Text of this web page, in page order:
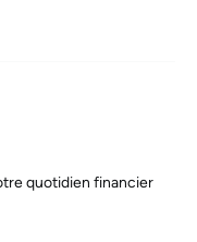
quotidien financier